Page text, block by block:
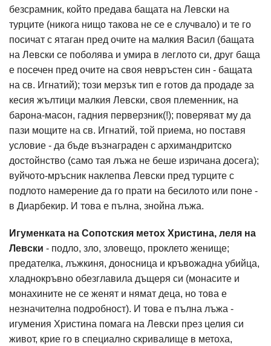
безсрамник, който предава бащата на Левски на
турците (никога нищо такова не се е случвало) и те го
посичат с ятаган пред очите на малкия Васил (бащата
на Левски се поболява и умира в леглото си, друг баща
е посечен пред очите на своя невръстен син - бащата
на св. Игнатий); този мерзък тип е готов да продаде за
кесия жълтици малкия Левски, своя племенник, на
барона-масон, гадния перверзник(!); поверяват му да
пази мощите на св. Игнатий, той приема, но поставя
условие - да бъде възнаграден с архимандритско
достойнство (само тая лъжа не беше изричана досега);
вуйчото-мръсник наклепва Левски пред турците с
подлото намерение да го прати на бесилото или поне -
в Диарбекир. И това е пълна, знойна лъжа.
Игуменката на Сопотския метох Христина, леля на
Левски - подло, зло, зловещо, проклето женище;
предателка, лъжкиня, доносница и кръвожадна убийца,
хладнокръвно обезглавила дъщеря си (монасите и
монахините не се женят и нямат деца, но това е
незначителна подробност). И това е пълна лъжа -
игумения Христина помага на Левски през целия си
живот, крие го в специално скривалище в метоха,